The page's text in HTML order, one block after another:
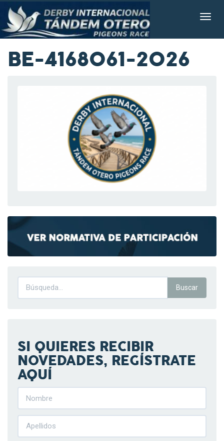
BE-4168061-2026
SI QUIERES RECIBIR
NOVEDADES, REGÍSTRATE
AQUÍ